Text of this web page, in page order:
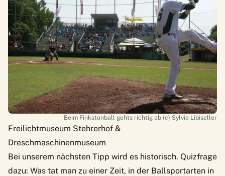
Beim Finkstonball gehts richtig ab (c) Sylvia Libiseller
Freilichtmuseum Stehrerhof &
Dreschmaschinenmuseum
Bei unserem nächsten Tipp wird es historisch. Quizfrage
dazu: Was tat man zu einer Zeit, in der Ballsportarten in